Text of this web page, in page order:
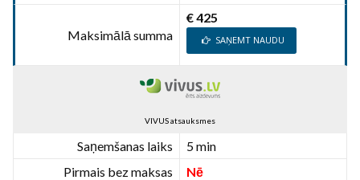
Maksimālā summa
€ 425
SAŅEMT NAUDU
VIVUS atsauksmes
Saņemšanas laiks
5 min
Pirmais bez maksas
Nē